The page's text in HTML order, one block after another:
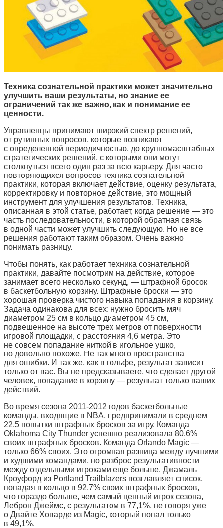
Техника сознательной практики может значительно
улучшить ваши результаты, но знание ее
ограничений так же важно, как и понимание ее
ценности.
Управленцы принимают широкий спектр решений,
от рутинных вопросов, которые возникают
с определенной периодичностью, до крупномасштабных
стратегических решений, с которыми они могут
столкнуться всего один раз за всю карьеру. Для часто
повторяющихся вопросов техника сознательной
практики, которая включает действие, оценку результата,
корректировку и повторное действие, это мощный
инструмент для улучшения результатов. Техника,
описанная в этой статье, работает, когда решение — это
часть последовательности, в которой обратная связь
в одной части может улучшить следующую. Но не все
решения работают таким образом. Очень важно
понимать разницу.
Чтобы понять, как работает техника сознательной
практики, давайте посмотрим на действие, которое
занимает всего несколько секунд, — штрафной бросок
в баскетбольную корзину. Штрафные броски — это
хорошая проверка чистого навыка попадания в корзину.
Задача одинакова для всех: нужно бросить мяч
диаметром 25 см в кольцо диаметром 45 см,
подвешенное на высоте трех метров от поверхности
игровой площадки, с расстояния 4,6 метра. Это
не совсем попадание ниткой в игольное ушко,
но довольно похоже. Не так много пространства
для ошибки. И так же, как в гольфе, результат зависит
только от вас. Вы не предсказываете, что сделает другой
человек, попадание в корзину — результат только ваших
действий.
Во время сезона 2011-2012 годов баскетбольные
команды, входящие в NBA, предпринимали в среднем
22,5 попытки штрафных бросков за игру. Команда
Oklahoma City Thunder успешно реализовала 80,6%
своих штрафных бросков. Команда Orlando Magic —
только 66% своих. Это огромная разница между лучшими
и худшими командами, но разброс результативности
между отдельными игроками еще больше. Джамаль
Кроуфорд из Portland Trailblazers возглавляет список,
попадая в кольцо в 92,7% своих штрафных бросков,
что гораздо больше, чем самый ценный игрок сезона,
Леброн Джеймс, с результатом в 77,1%, не говоря уже
о Двайте Ховарде из Magic, который попал только
в 49,1%.